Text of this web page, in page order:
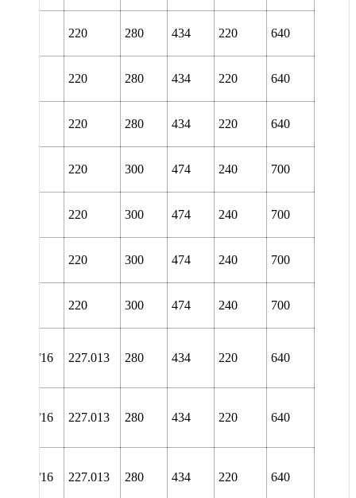
220 280 434 220 640
220 280 434 220 640
220 280 434 220 640
220 300 474 240 700
220 300 474 240 700
220 300 474 240 700
220 300 474 240 700
8.15/16
227.013 280 434 220 640
8.15/16
227.013 280 434 220 640
8.15/16
227.013 280 434 220 640